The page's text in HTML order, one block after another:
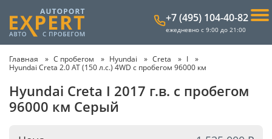
+7 (495) 104-40-82
ежедневно с 9:00 до 21:00
Главная С пробегом Hyundai Creta
I
Hyundai Creta 2.0 AT (150 л.с.) 4WD с пробегом 96000 км
Hyundai Creta I 2017 г.в. с пробегом
96000 км Серый